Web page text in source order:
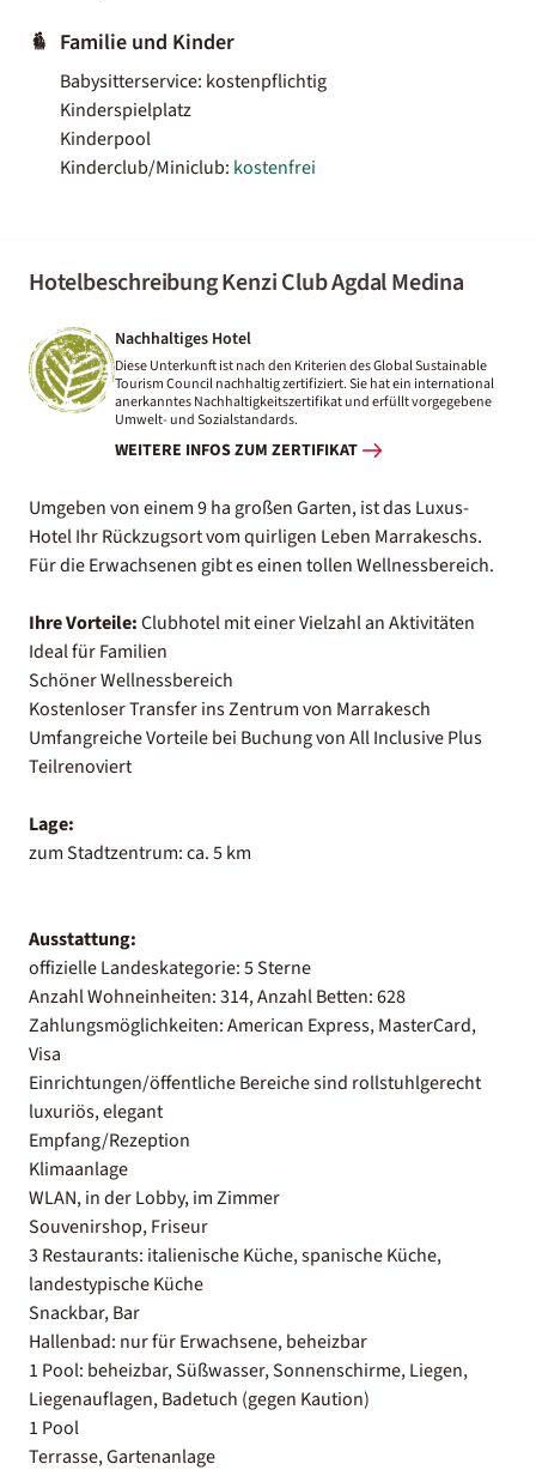
Familie und Kinder
Babysitterservice: kostenpflichtig
Kinderspielplatz
Kinderpool
Kinderclub/Miniclub: kostenfrei
Hotelbeschreibung Kenzi Club Agdal Medina
Nachhaltiges Hotel
Diese Unterkunft ist nach den Kriterien des Global Sustainable
Tourism Council nachhaltig zertifiziert. Sie hat ein international
anerkanntes Nachhaltigkeitszertifikat und erfüllt vorgegebene
Umwelt- und Sozialstandards.
WEITERE INFOS ZUM ZERTIFIKAT
Umgeben von einem 9 ha großen Garten, ist das Luxus-
Hotel Ihr Rückzugsort vom quirligen Leben Marrakeschs.
Für die Erwachsenen gibt es einen tollen Wellnessbereich.
Ihre Vorteile:Clubhotel mit einer Vielzahl an Aktivitäten
Ideal für Familien
Schöner Wellnessbereich
Kostenloser Transfer ins Zentrum von Marrakesch
Umfangreiche Vorteile bei Buchung von All Inclusive Plus
Teilrenoviert
Lage:
zum Stadtzentrum: ca. 5 km
Ausstattung:
offizielle Landeskategorie: 5 Sterne
Anzahl Wohneinheiten: 314, Anzahl Betten: 628
Zahlungsmöglichkeiten: American Express, MasterCard,
Visa
Einrichtungen/öffentliche Bereiche sind rollstuhlgerecht
luxuriös, elegant
Empfang/Rezeption
Klimaanlage
WLAN, in der Lobby, im Zimmer
Souvenirshop, Friseur
3 Restaurants: italienische Küche, spanische Küche,
landestypische Küche
Snackbar, Bar
Hallenbad: nur für Erwachsene, beheizbar
1 Pool: beheizbar, Süßwasser, Sonnenschirme, Liegen,
Liegenauflagen, Badetuch (gegen Kaution)
1 Pool
Terrasse, Gartenanlage